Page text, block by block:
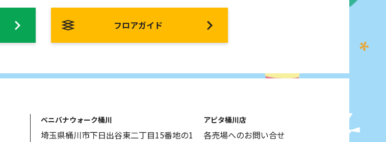
フロアガイド
ベニバナウォーク桶川
埼玉県桶川市下日出谷東二丁目15番地の1
アピタ桶川店
各売場へのお問い合せ